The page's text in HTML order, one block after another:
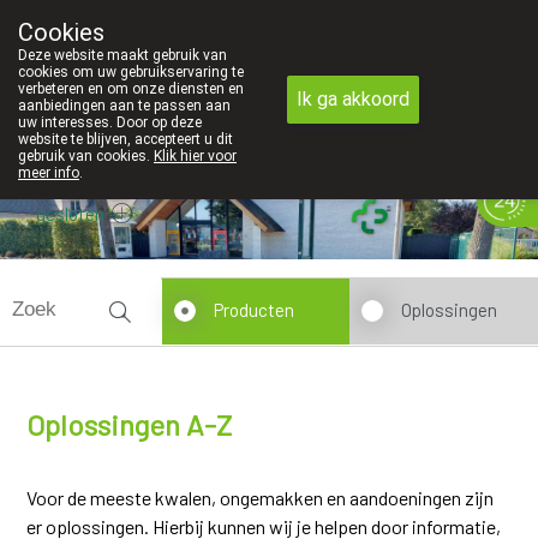
011/34 04 04
gesloten
Oplossingen A-Z
Producten Oplossingen
Voor de meeste kwalen, ongemakken en aandoeningen zijn
er oplossingen. Hierbij kunnen wij je helpen door informatie,
Cookies
Deze website maakt gebruik van
cookies om uw gebruikservaring te
verbeteren en om onze diensten en
aanbiedingen aan te passen aan
uw interesses. Door op deze
website te blijven, accepteert u dit
gebruik van cookies. Klik hier voor
meer info.
Ik ga akkoord